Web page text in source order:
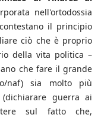
nell'ortodossia
il principio
ciò che è proprio
della vita politica –
che fare il grande
naf) sia molto più
guerra ai
sul fatto che,